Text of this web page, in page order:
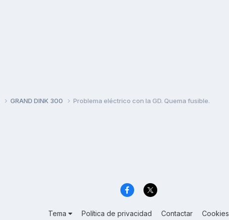
GRAND DINK 300 Problema eléctrico con la GD. Quema fusible.
Tema Política de privacidad Contactar Cookies